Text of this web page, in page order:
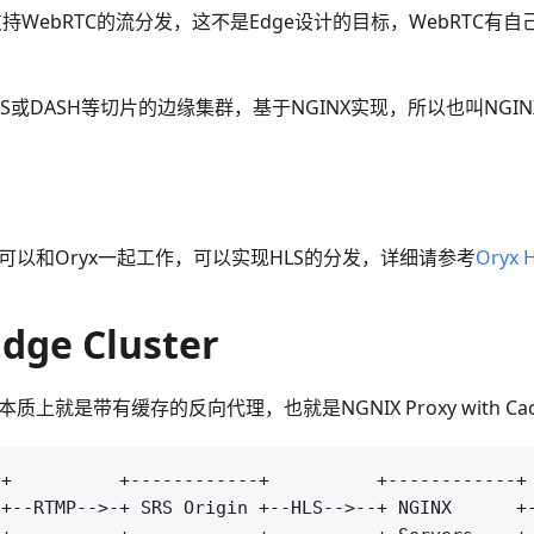
WebRTC的流分发，这不是Edge设计的目标，WebRTC有自
或DASH等切片的边缘集群，基于NGINX实现，所以也叫
以和Oryx一起工作，可以实现HLS的分发，详细请参考Oryx
Cluster
质上就是带有缓存的反向代理，也就是NGNIX Proxy with
+          +------------+          +------------
+--RTMP-->-+ SRS Origin +--HLS-->--+ NGINX